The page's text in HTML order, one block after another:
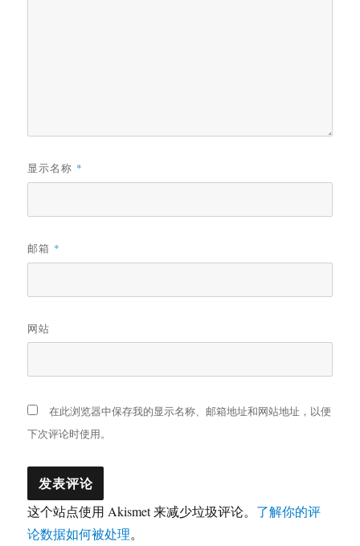
显示名称 *
邮箱 *
网站
在此浏览器中保存我的显示名称、邮箱地址和网站地址，以便
下次评论时使用。
这个站点使用 Akismet 来减少垃圾评论。 了解你的评
论数据如何被处理。